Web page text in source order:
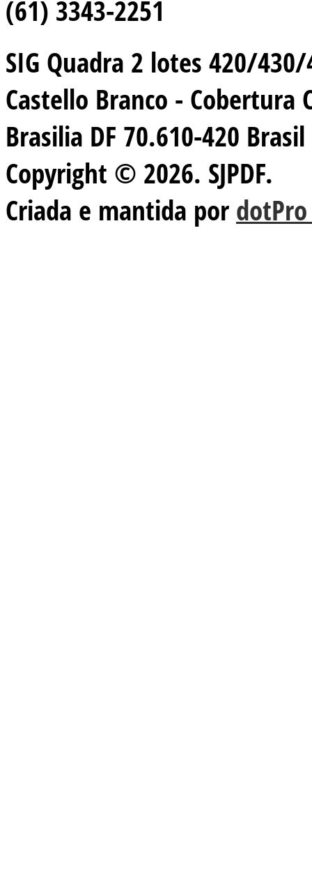
(61) 3343-2251
SIG Quadra 2 lotes 420/
Castello Branco - Cobertura
Brasilia DF 70.610-420 Brasil
Copyright © 2026. SJPDF.
Criada e mantida por